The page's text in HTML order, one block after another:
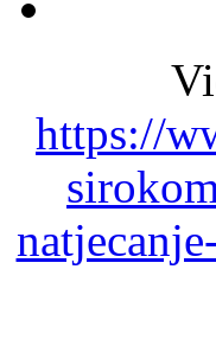
https://